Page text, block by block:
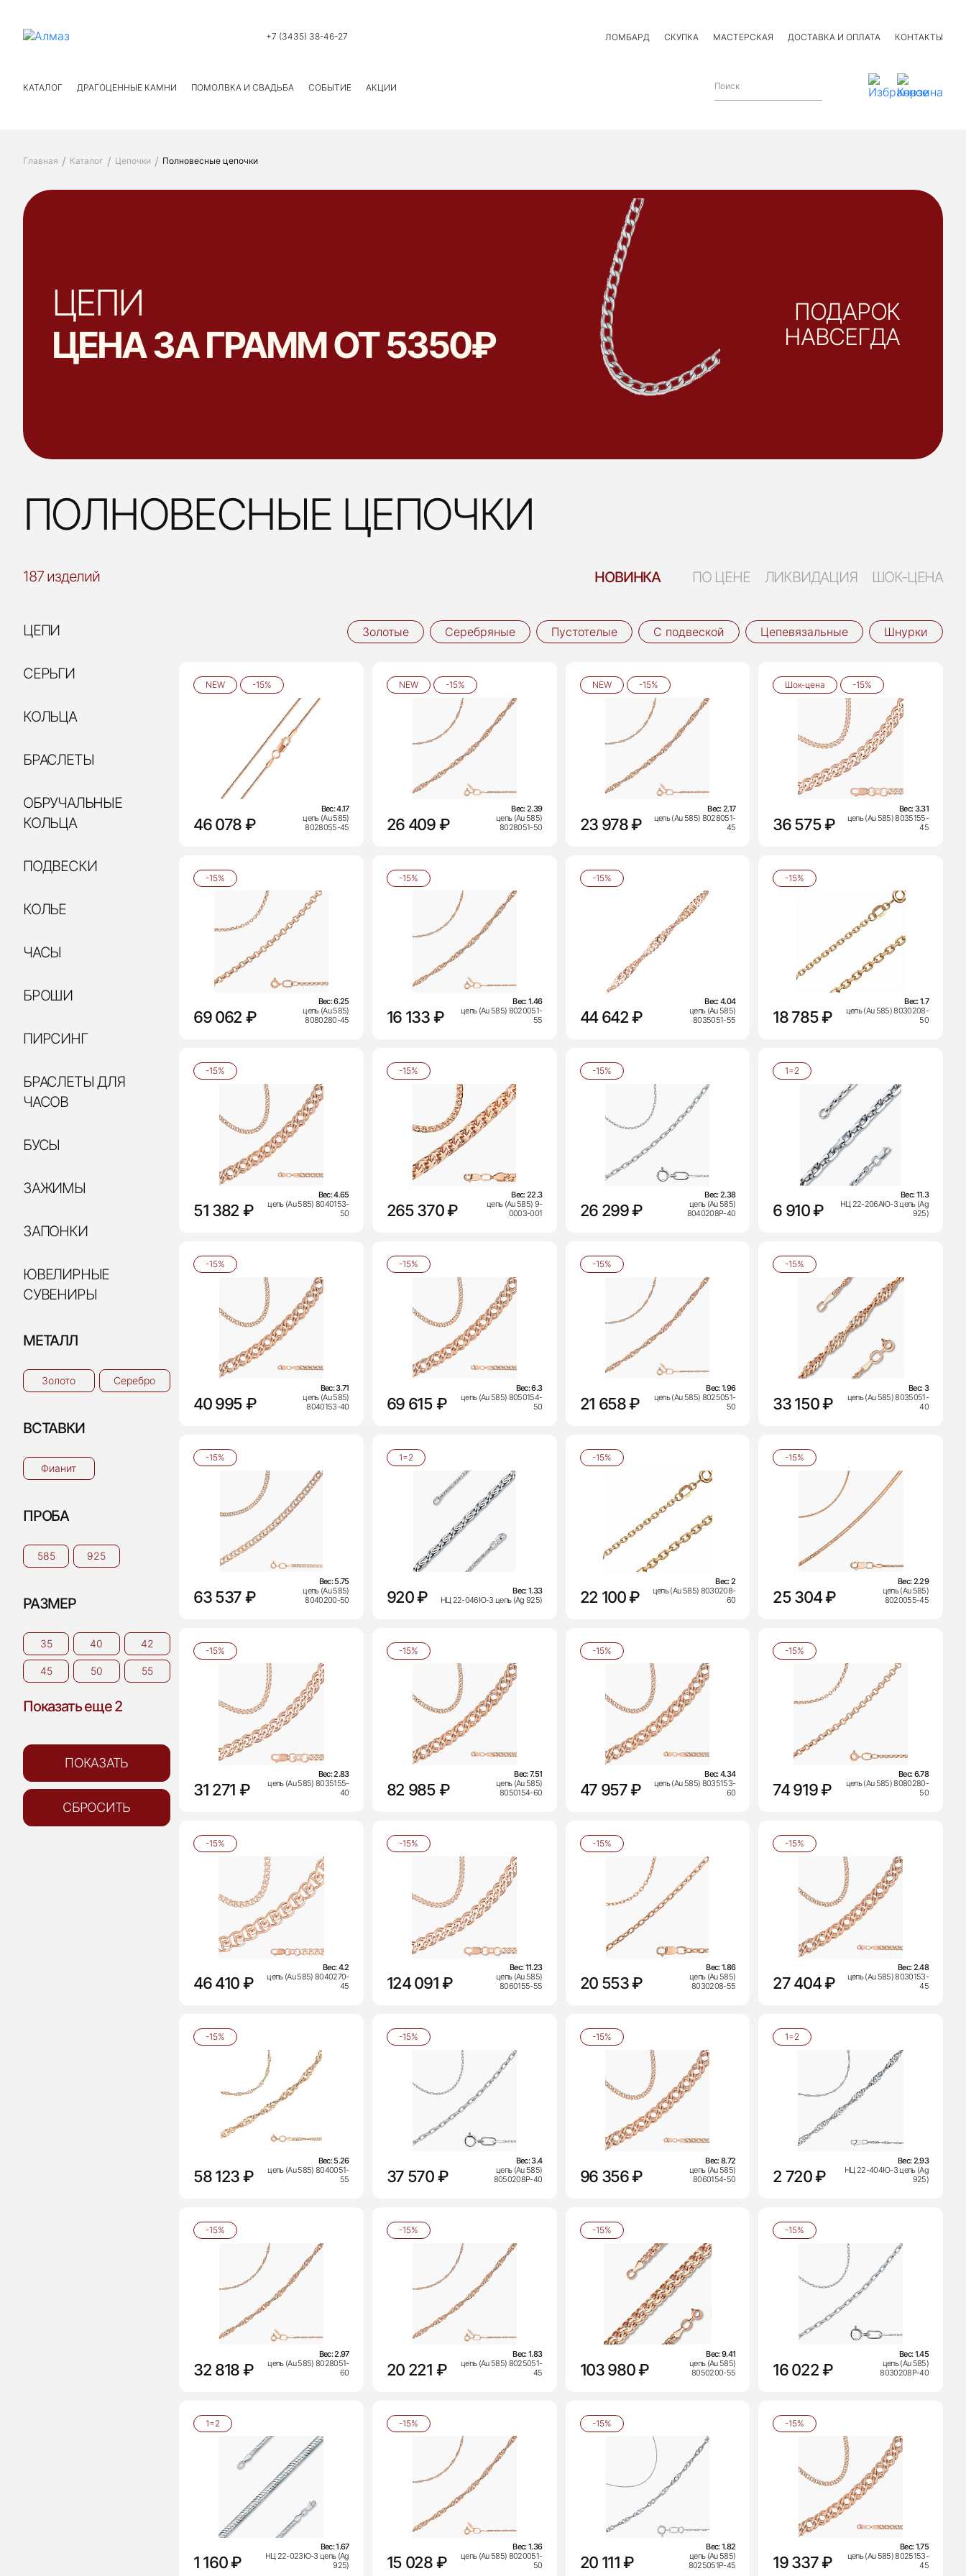
+7 (3435) 38-46-27 ЛОМБАРД СКУПКА МАСТЕРСКАЯ ДОСТАВКА И ОПЛАТА КОНТАКТЫ
КАТАЛОГ ДРАГОЦЕННЫЕ КАМНИ ПОМОЛВКА И СВАДЬБА СОБЫТИЕ АКЦИИ
Главная Каталог Цепочки Полновесные цепочки
ЦЕПИ
ЦЕНА ЗА ГРАММ ОТ 5350₽
ПОДАРОК
НАВСЕГДА
ПОЛНОВЕСНЫЕ ЦЕПОЧКИ
187 изделий
ЦЕПИ
СЕРЬГИ
КОЛЬЦА
БРАСЛЕТЫ
ОБРУЧАЛЬНЫЕ
КОЛЬЦА
ПОДВЕСКИ
КОЛЬЕ
ЧАСЫ
БРОШИ
ПИРСИНГ
БРАСЛЕТЫ ДЛЯ
ЧАСОВ
БУСЫ
ЗАЖИМЫ
ЗАПОНКИ
ЮВЕЛИРНЫЕ
СУВЕНИРЫ
МЕТАЛЛ
Золото Серебро
ВСТАВКИ
Фианит
ПРОБА
585 925
РАЗМЕР
35 40 42
45 50 55
Показать еще 2
Золотые Серебряные Пустотелые С подвеской Цепевязальные Шнурки
НОВИНКА ПО ЦЕНЕ ЛИКВИДАЦИЯ ШОК-ЦЕНА
NEW -15%
46 078 ₽
Вес:4.17
цепь (Au 585)
8028055-45
NEW -15%
26 409 ₽
Вес: 2.39
цепь (Au 585)
8028051-50
NEW -15%
23 978 ₽
Вес: 2.17
цепь (Au 585) 8028051-
45
Шок-цена -15%
36 575 ₽
Вес:3.31
цепь (Au 585) 8035155-
45
-15%
69 062 ₽
Вес:6.25
цепь (Au 585)
8080280-45
-15%
16 133 ₽
Вес:1.46
цепь (Au 585) 8020051-
55
-15%
44 642 ₽
Вес:4.04
цепь (Au 585)
8035051-55
-15%
18 785 ₽
Вес:1.7
цепь (Au 585) 8030208-
50
-15%
51 382 ₽
Вес:4.65
цепь (Au 585) 8040153-
50
-15%
265 370 ₽
Вес:22.3
цепь (Au 585) 9-
0003-001
-15%
26 299 ₽
Вес:2.38
цепь (Au 585)
8040208Р-40
1=2
6 910 ₽
Вес:11.3
НЦ 22-206АЮ-3 цепь (Ag
925)
-15%
40 995 ₽
Вес:3.71
цепь (Au 585)
8040153-40
-15%
69 615 ₽
Вес:6.3
цепь (Au 585) 8050154-
50
-15%
21 658 ₽
Вес:1.96
цепь (Au 585) 8025051-
50
-15%
33 150 ₽
Вес:3
цепь (Au 585) 8035051-
40
-15%
63 537 ₽
Вес:5.75
цепь (Au 585)
8040200-50
1=2
920 ₽ Вес:1.33
НЦ 22-046Ю-3 цепь (Ag 925)
-15%
22 100 ₽
Вес: 2
цепь (Au 585) 8030208-
60
-15%
25 304 ₽
Вес: 2.29
цепь (Au 585)
8020055-45
-15%
31 271 ₽
Вес:2.83
цепь (Au 585) 8035155-
40
-15%
82 985 ₽
Вес:7.51
цепь (Au 585)
8050154-60
-15%
47 957 ₽
Вес:4.34
цепь (Au 585) 8035153-
60
-15%
74 919 ₽
Вес:6.78
цепь (Au 585) 8080280-
50
-15%
46 410 ₽
Вес:4.2
цепь (Au 585) 8040270-
45
-15%
124 091 ₽
Вес:11.23
цепь (Au 585)
8060155-55
-15%
20 553 ₽
Вес:1.86
цепь (Au 585)
8030208-55
-15%
27 404 ₽
Вес:2.48
цепь (Au 585) 8030153-
45
-15%
58 123 ₽
Вес:5.26
цепь (Au 585) 8040051-
55
-15%
37 570 ₽
Вес:3.4
цепь (Au 585)
8050208Р-40
-15%
96 356 ₽
Вес:8.72
цепь (Au 585)
8060154-50
1=2
2 720 ₽
Вес:2.93
НЦ 22-404Ю-3 цепь (Ag
925)
-15%
32 818 ₽
Вес:2.97
цепь (Au 585) 8028051-
60
-15%
20 221 ₽
Вес:1.83
цепь (Au 585) 8025051-
45
-15%
103 980 ₽
Вес:9.41
цепь (Au 585)
8050200-55
-15%
16 022 ₽
Вес:1.45
цепь (Au 585)
8030208Р-40
1=2
1 160 ₽
Вес:1.67
НЦ 22-023Ю-3 цепь (Ag
925)
-15%
15 028 ₽
Вес:1.36
цепь (Au 585) 8020051-
50
-15%
20 111 ₽
Вес:1.82
цепь (Au 585)
8025051Р-45
-15%
19 337 ₽
Вес:1.75
цепь (Au 585) 8025153-
45